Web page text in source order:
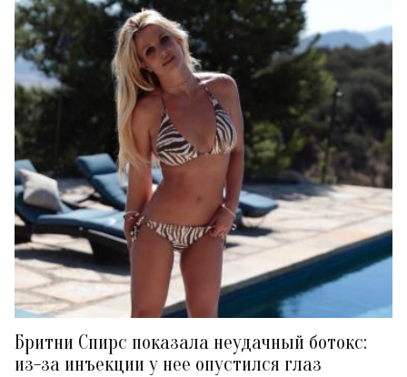
Бритни Спирс показала неудачный ботокс:
из-за инъекции у нее опустился глаз